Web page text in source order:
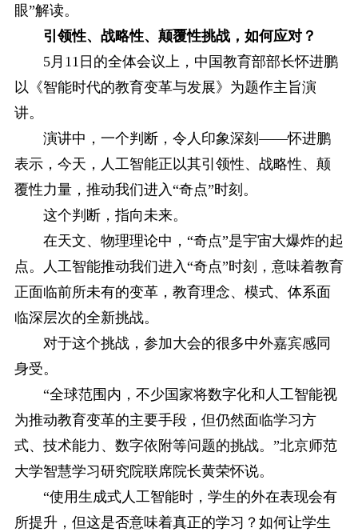
眼”解读。
引领性、战略性、颠覆性挑战，如何应对？
5月11日的全体会议上，中国教育部部长怀进鹏
以《智能时代的教育变革与发展》为题作主旨演
讲。
演讲中，一个判断，令人印象深刻——怀进鹏
表示，今天，人工智能正以其引领性、战略性、颠
覆性力量，推动我们进入“奇点”时刻。
这个判断，指向未来。
在天文、物理理论中，“奇点”是宇宙大爆炸的起
点。人工智能推动我们进入“奇点”时刻，意味着教育
正面临前所未有的变革，教育理念、模式、体系面
临深层次的全新挑战。
对于这个挑战，参加大会的很多中外嘉宾感同
身受。
“全球范围内，不少国家将数字化和人工智能视
为推动教育变革的主要手段，但仍然面临学习方
式、技术能力、数字依附等问题的挑战。”北京师范
大学智慧学习研究院联席院长黄荣怀说。
“使用生成式人工智能时，学生的外在表现会有
所提升，但这是否意味着真正的学习？如何让学生